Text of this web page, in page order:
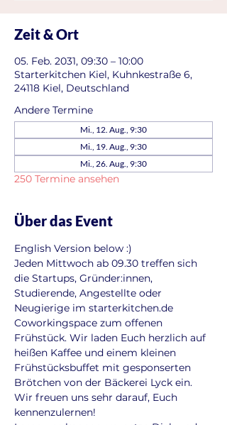
Zeit & Ort
05. Feb. 2031, 09:30 – 10:00
Starterkitchen Kiel, Kuhnkestraße 6,
24118 Kiel, Deutschland
Andere Termine
Mi., 12. Aug., 9:30
Mi., 19. Aug., 9:30
Mi., 26. Aug., 9:30
250 Termine ansehen
Über das Event
English Version below :)
Jeden Mittwoch ab 09.30 treffen sich
die Startups, Gründer:innen,
Studierende, Angestellte oder
Neugierige im starterkitchen.de
Coworkingspace zum offenen
Frühstück. Wir laden Euch herzlich auf
heißen Kaffee und einem kleinen
Frühstücksbuffet mit gesponserten
Brötchen von der Bäckerei Lyck ein.
Wir freuen uns sehr darauf, Euch
kennenzulernen!